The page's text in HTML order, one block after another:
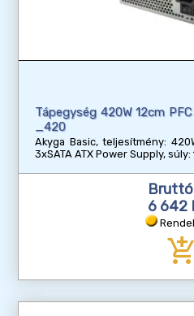
Tápegység 420W 12cm
_420
Akyga Basic, teljesítmény:
3xSATA ATX Power Supply, súly:
Bruttó
6 642
add_shopping_cart